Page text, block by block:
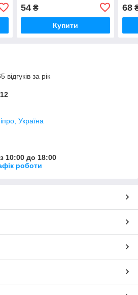
54₴
Купити
68
за рік
Україна
10:00 до 18:00
роботи